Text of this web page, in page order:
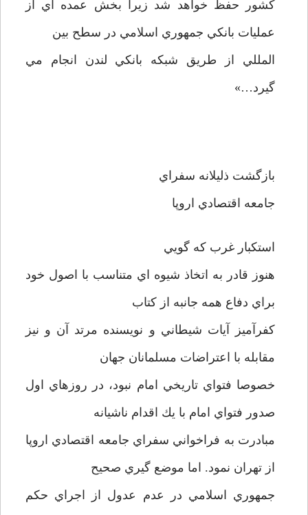
كشور حفظ خواهد شد زيرا بخش عمده اي از
عمليات بانكي جمهوري اسلامي در سطح بين
المللي از طريق شبكه بانكي لندن انجام مي
گيرد…»
بازگشت ذليلانه سفراي
جامعه اقتصادي اروپا
استكبار غرب كه گويي
هنوز قادر به اتخاذ شيوه اي متناسب با اصول خود
براي دفاع همه جانبه از كتاب
كفرآميز آيات شيطاني و نويسنده مرتد آن و نيز
مقابله با اعتراضات مسلمانان جهان
خصوصا فتواي تاريخي امام نبود، در روزهاي اول
صدور فتواي امام با يك اقدام ناشيانه
مبادرت به فراخواني سفراي جامعه اقتصادي اروپا
از تهران نمود. اما موضع گيري صحيح
جمهوري اسلامي در عدم عدول از اجراي حكم